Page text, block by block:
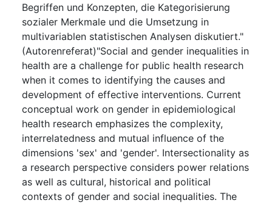
Begriffen und Konzepten, die Kategorisierung
sozialer Merkmale und die Umsetzung in
multivariablen statistischen Analysen diskutiert."
(Autorenreferat)"Social and gender inequalities in
health are a challenge for public health research
when it comes to identifying the causes and
development of effective interventions. Current
conceptual work on gender in epidemiological
health research emphasizes the complexity,
interrelatedness and mutual influence of the
dimensions 'sex' and 'gender'. Intersectionality as
a research perspective considers power relations
as well as cultural, historical and political
contexts of gender and social inequalities. The